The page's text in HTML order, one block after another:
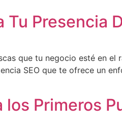
Tu Presencia
que tu negocio esté en el
SEO que te ofrece un
los Primeros